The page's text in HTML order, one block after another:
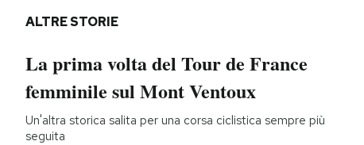
ALTRE STORIE
La prima volta del Tour de France
femminile sul Mont Ventoux
Un'altra storica salita per una corsa ciclistica sempre più
seguita